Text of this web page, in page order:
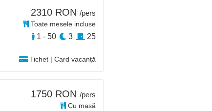
Tichet | Card vacanță
2310 RON /pers
Toate mesele incluse
1 - 50 3 25
1750 RON /pers
Cu masă